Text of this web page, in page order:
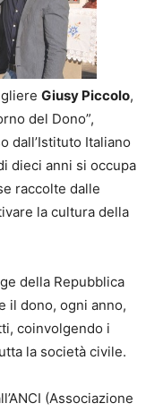
Giusy Piccolo,
del Dono”,
dall’Istituto Italiano
dieci anni si occupa
raccolte dalle
la cultura della
della Repubblica
il dono, ogni anno,
coinvolgendo i
la società civile.
(Associazione